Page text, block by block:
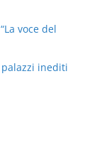
voce del
inediti